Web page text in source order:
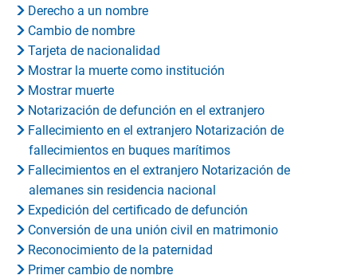
Derecho a un nombre
Cambio de nombre
Tarjeta de nacionalidad
Mostrar la muerte como institución
Mostrar muerte
Notarización de defunción en el extranjero
Fallecimiento en el extranjero Notarización de
fallecimientos en buques marítimos
Fallecimientos en el extranjero Notarización de
alemanes sin residencia nacional
Expedición del certificado de defunción
Conversión de una unión civil en matrimonio
Reconocimiento de la paternidad
Primer cambio de nombre